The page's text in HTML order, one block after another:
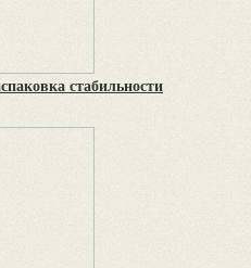
стабильности